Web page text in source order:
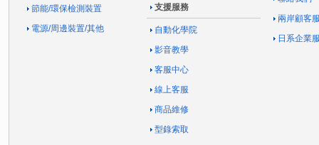
節能/環保檢測裝置
電源/周邊裝置/其他
支援服務
自動化學院
影音教學
客服中心
線上客服
商品維修
型錄索取
兩岸顧客
日系企業